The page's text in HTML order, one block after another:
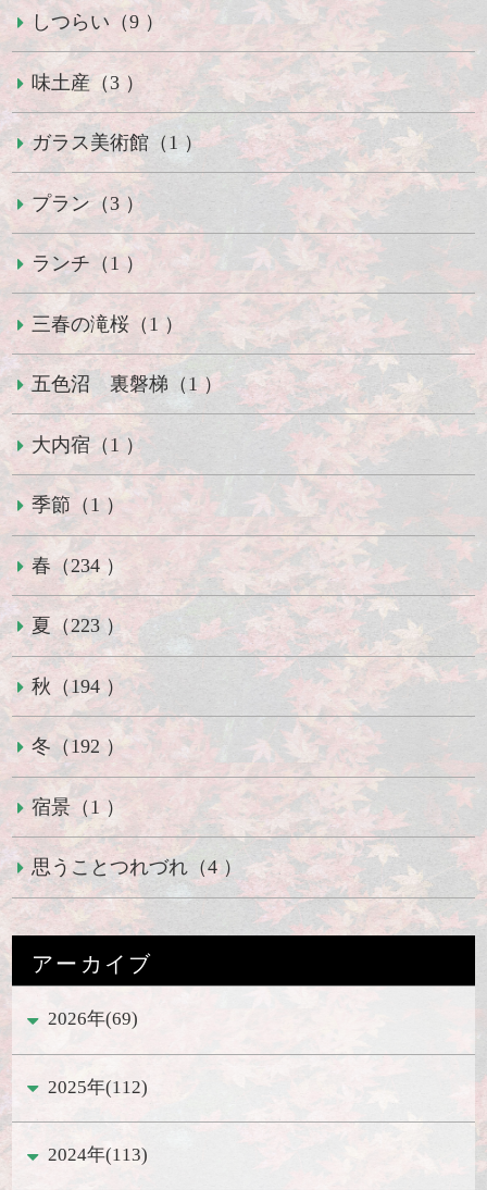
しつらい（9 ）
味土産（3 ）
ガラス美術館（1 ）
プラン（3 ）
ランチ（1 ）
三春の滝桜（1 ）
五色沼 裏磐梯（1 ）
大内宿（1 ）
季節（1 ）
春（234 ）
夏（223 ）
秋（194 ）
冬（192 ）
宿景（1 ）
思うことつれづれ（4 ）
アーカイブ
2026年(69)
2025年(112)
2024年(113)